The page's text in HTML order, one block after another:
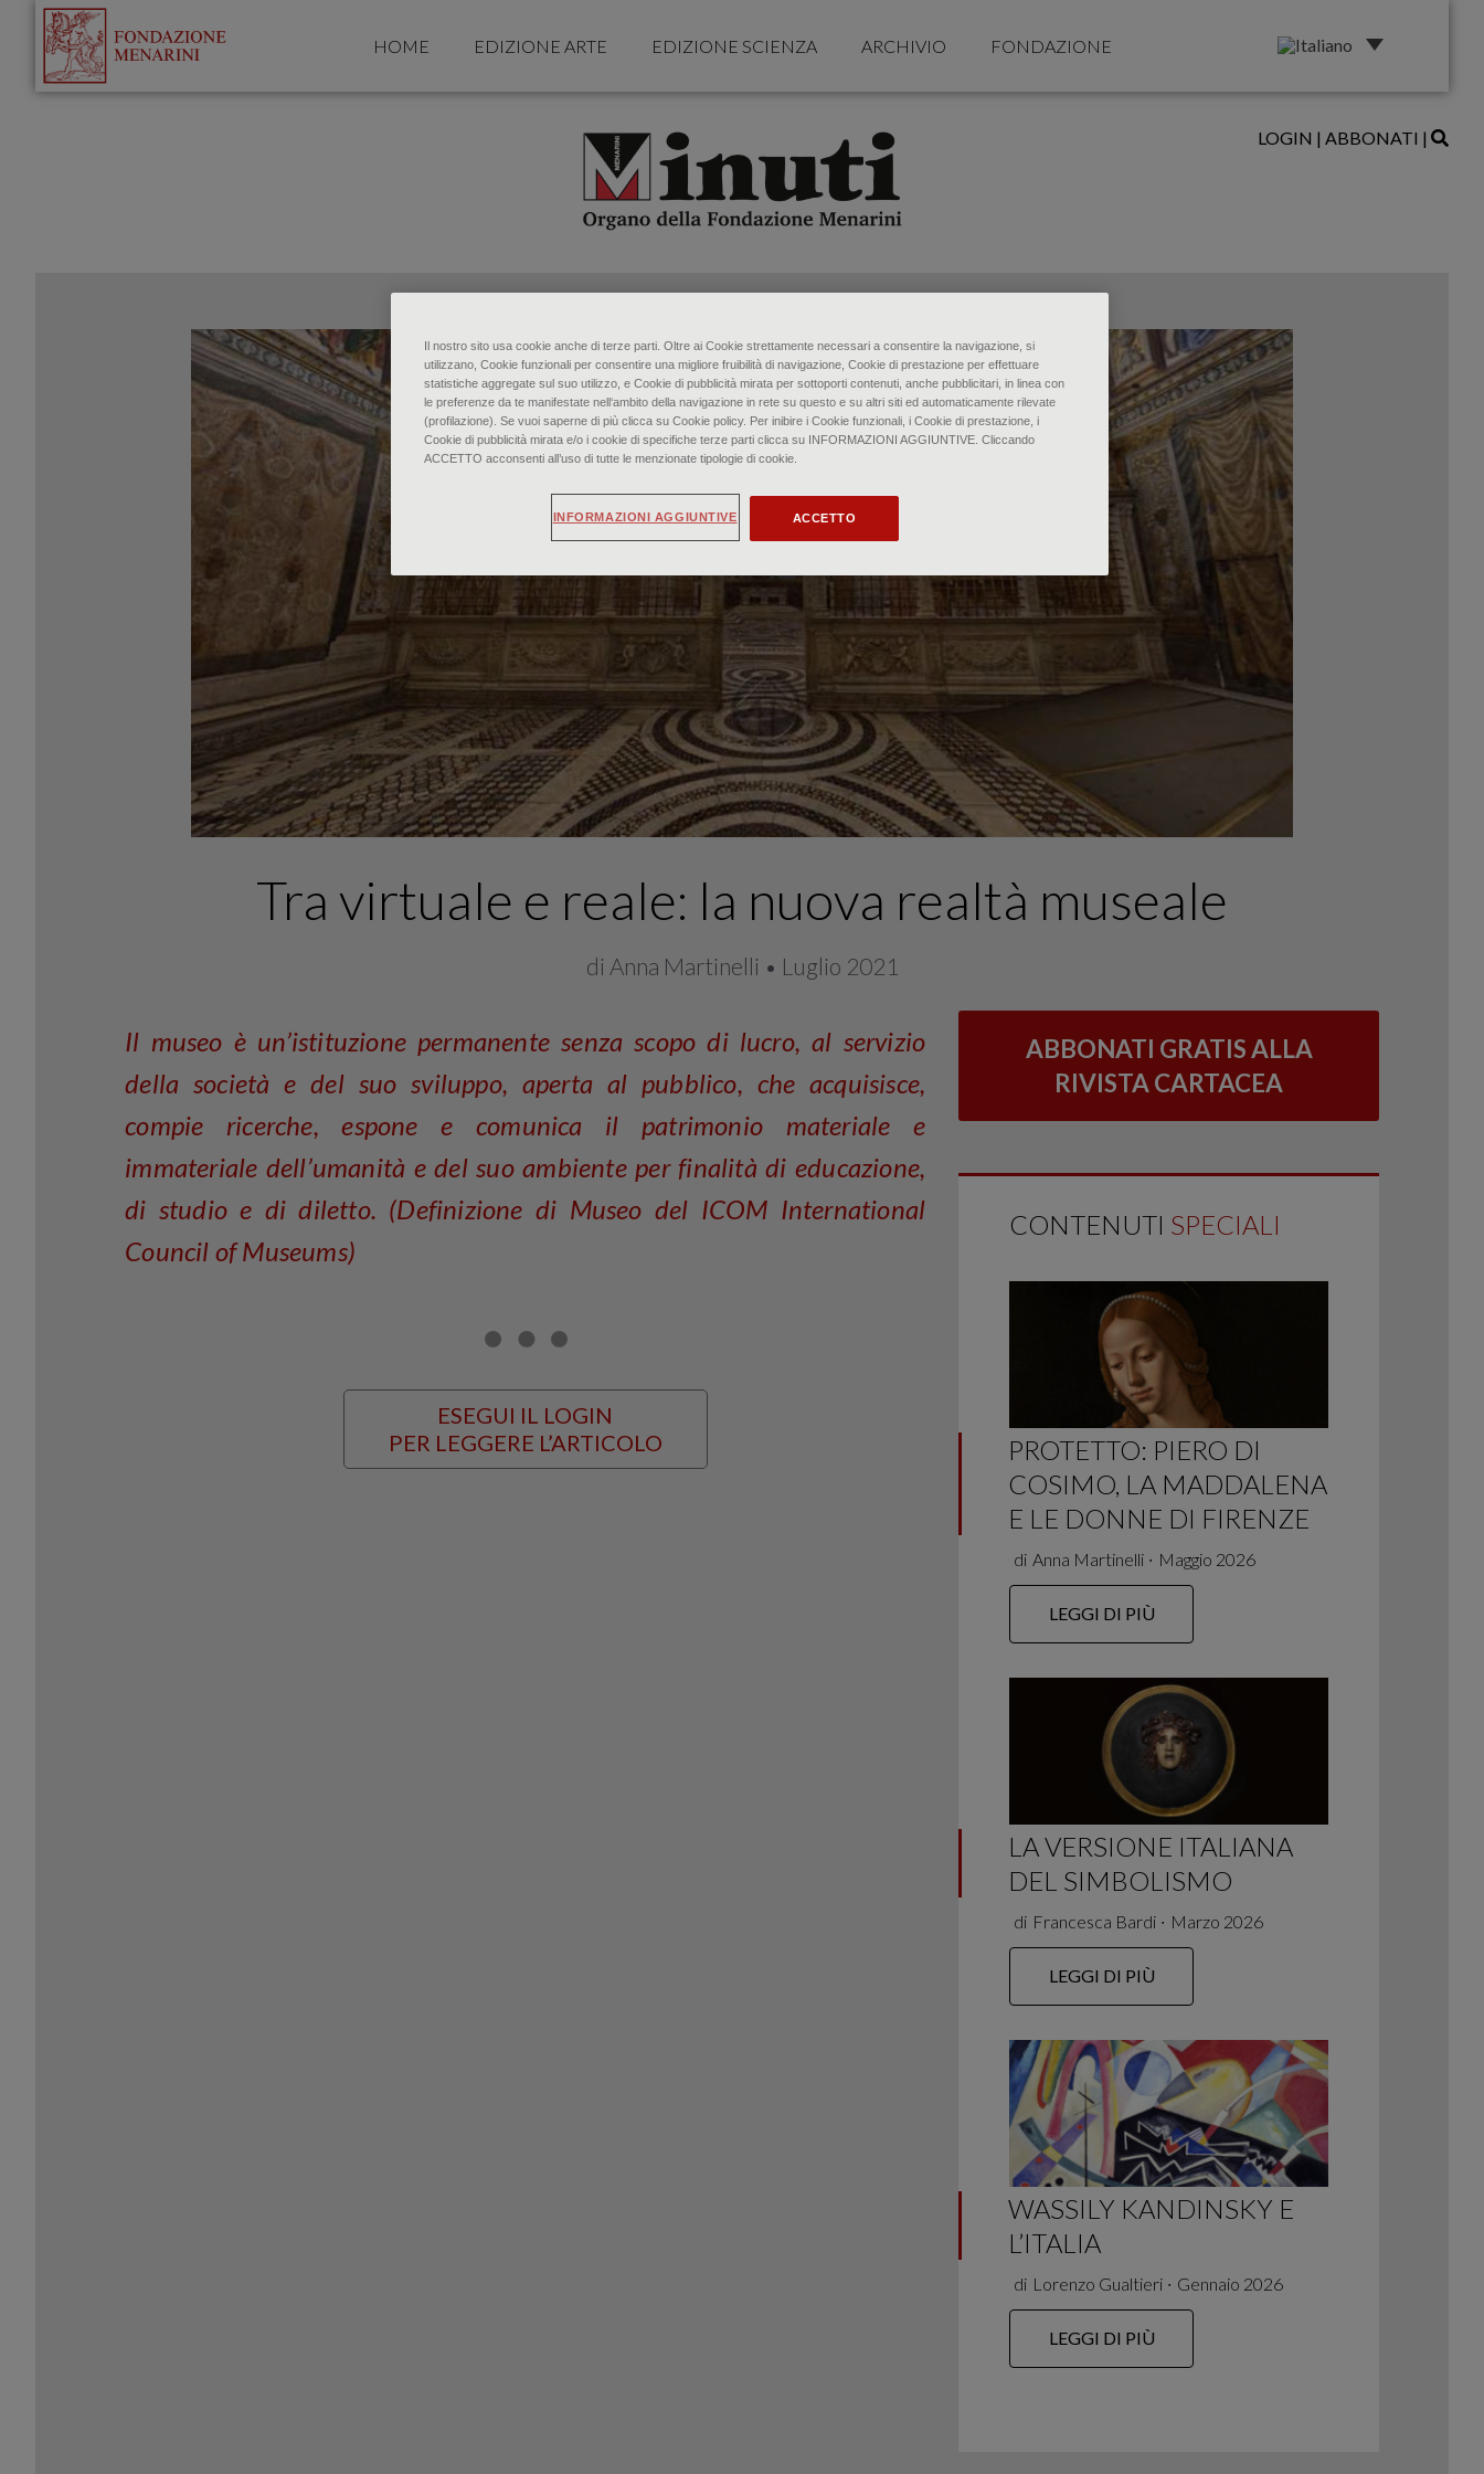
HOME EDIZIONE ARTE EDIZIONE SCIENZA ARCHIVIO FONDAZIONE
LOGIN | ABBONATI |
Tra virtuale e reale: la nuova realtà museale
di Anna Martinelli • Luglio 2021
Il museo è un’istituzione permanente senza scopo di lucro, al servizio
della società e del suo sviluppo, aperta al pubblico, che acquisisce,
compie ricerche, espone e comunica il patrimonio materiale e
immateriale dell’umanità e del suo ambiente per finalità di educazione,
di studio e di diletto. (Definizione di Museo del ICOM International
Council of Museums)
ESEGUI IL LOGIN
PER LEGGERE L’ARTICOLO
ABBONATI GRATIS ALLA
RIVISTA CARTACEA
CONTENUTI SPECIALI
PROTETTO: PIERO DI
COSIMO, LA MADDALENA
E LE DONNE DI FIRENZE
di Anna Martinelli ∙ Maggio 2026
LEGGI DI PIÙ
LA VERSIONE ITALIANA
DEL SIMBOLISMO
di Francesca Bardi ∙ Marzo 2026
LEGGI DI PIÙ
WASSILY KANDINSKY E
L’ITALIA
di Lorenzo Gualtieri ∙ Gennaio 2026
LEGGI DI PIÙ
Il nostro sito usa cookie anche di terze parti. Oltre ai Cookie strettamente necessari a consentire la navigazione, si
utilizzano, Cookie funzionali per consentire una migliore fruibilità di navigazione, Cookie di prestazione per effettuare
statistiche aggregate sul suo utilizzo, e Cookie di pubblicità mirata per sottoporti contenuti, anche pubblicitari, in linea con
le preferenze da te manifestate nell‘ambito della navigazione in rete su questo e su altri siti ed automaticamente rilevate
(profilazione). Se vuoi saperne di più clicca su Cookie policy. Per inibire i Cookie funzionali, i Cookie di prestazione, i
Cookie di pubblicità mirata e/o i cookie di specifiche terze parti clicca su INFORMAZIONI AGGIUNTIVE. Cliccando
ACCETTO acconsenti all’uso di tutte le menzionate tipologie di cookie.
ACCETTO
INFORMAZIONI AGGIUNTIVE